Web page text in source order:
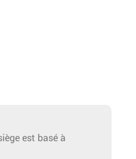
est basé à